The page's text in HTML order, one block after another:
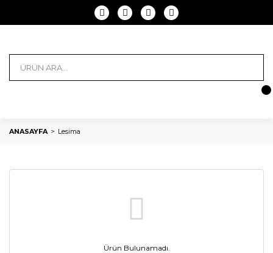
ANASAYFA Lesima
Ürün Bulunamadı.